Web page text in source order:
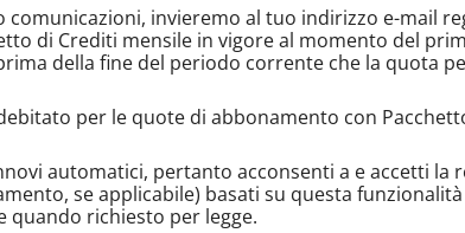
invieremo al tuo indirizzo e-mail
di Crediti mensile in vigore al momento del
della fine del periodo corrente che la quota
per le quote di abbonamento con
automatici, pertanto acconsenti a e accetti la
se applicabile) basati su questa
quando richiesto per legge.